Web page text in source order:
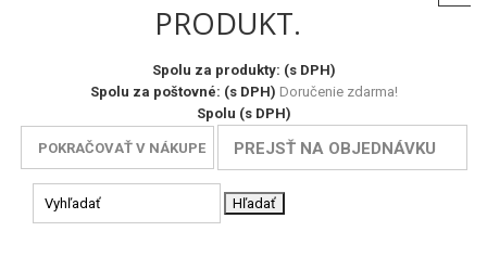
PRODUKT.
Spolu za produkty: (s DPH)
Spolu za poštovné: (s DPH) Doručenie zdarma!
Spolu (s DPH)
POKRAČOVAŤ V NÁKUPE PREJSŤ NA OBJEDNÁVKU
Hľadať